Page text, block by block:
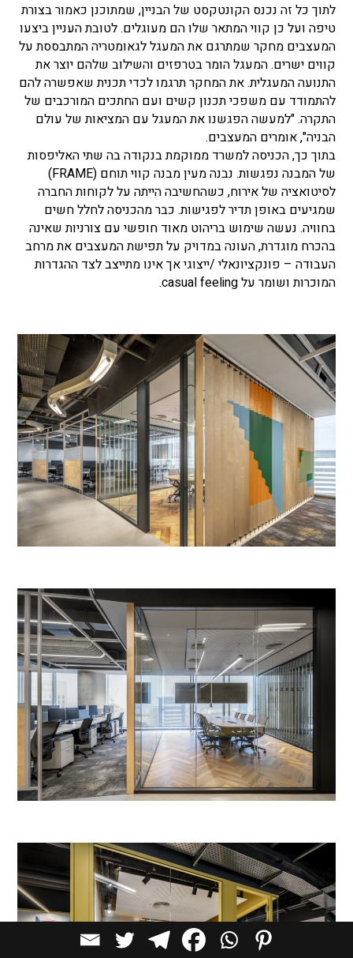
לתוך כל זה נכנס הקונטקסט של הבניין, שמתוכנן כאמור בצורת
טיפה ועל כן קווי המתאר שלו הם מעוגלים. לטובת העניין ביצעו
המעצבים מחקר שמתרגם את המעגל לגאומטריה המתבססת על
קווים ישרים. המעגל הומר בטרפזים והשילוב שלהם יוצר את
התנועה המעגלית. את המחקר תרגמו לכדי תכנית שאפשרה להם
להתמודד עם משפכי תכנון קשים ועם החתכים המורכבים של
התקרה. "למעשה הפגשנו את המעגל עם המציאות של עולם
הבניה", אומרים המעצבים.
בתוך כך, הכניסה למשרד ממוקמת בנקודה בה שתי האליפסות
של המבנה נפגשות. נבנה מעין מבנה קווי תוחם (FRAME)
לסיטואציה של אירוח, כשהחשיבה הייתה על לקוחות החברה
שמגיעים באופן תדיר לפגישות. כבר מהכניסה לחלל חשים
בחוויה. נעשה שימוש בריהוט מאוד חופשי עם צורניות שאינה
בהכרח מוגדרת, העונה במדויק על תפישת המעצבים את מרחב
העבודה – פונקציונאלי /ייצוגי אך אינו מתייצב לצד ההגדרות
המוכרות ושומר על casual feeling.